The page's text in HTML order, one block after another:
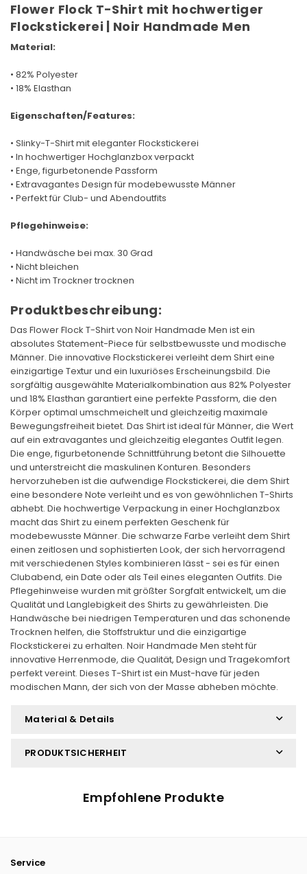
Flower Flock T-Shirt mit hochwertiger
Flockstickerei | Noir Handmade Men
Material:
• 82% Polyester
• 18% Elasthan
Eigenschaften/Features:
• Slinky-T-Shirt mit eleganter Flockstickerei
• In hochwertiger Hochglanzbox verpackt
• Enge, figurbetonende Passform
• Extravagantes Design für modebewusste Männer
• Perfekt für Club- und Abendoutfits
Pflegehinweise:
• Handwäsche bei max. 30 Grad
• Nicht bleichen
• Nicht im Trockner trocknen
Produktbeschreibung:
Das Flower Flock T-Shirt von Noir Handmade Men ist ein
absolutes Statement-Piece für selbstbewusste und modische
Männer. Die innovative Flockstickerei verleiht dem Shirt eine
einzigartige Textur und ein luxuriöses Erscheinungsbild. Die
sorgfältig ausgewählte Materialkombination aus 82% Polyester
und 18% Elasthan garantiert eine perfekte Passform, die den
Körper optimal umschmeichelt und gleichzeitig maximale
Bewegungsfreiheit bietet. Das Shirt ist ideal für Männer, die Wert
auf ein extravagantes und gleichzeitig elegantes Outfit legen.
Die enge, figurbetonende Schnittführung betont die Silhouette
und unterstreicht die maskulinen Konturen. Besonders
hervorzuheben ist die aufwendige Flockstickerei, die dem Shirt
eine besondere Note verleiht und es von gewöhnlichen T-Shirts
abhebt. Die hochwertige Verpackung in einer Hochglanzbox
macht das Shirt zu einem perfekten Geschenk für
modebewusste Männer. Die schwarze Farbe verleiht dem Shirt
einen zeitlosen und sophistierten Look, der sich hervorragend
mit verschiedenen Styles kombinieren lässt - sei es für einen
Clubabend, ein Date oder als Teil eines eleganten Outfits. Die
Pflegehinweise wurden mit größter Sorgfalt entwickelt, um die
Qualität und Langlebigkeit des Shirts zu gewährleisten. Die
Handwäsche bei niedrigen Temperaturen und das schonende
Trocknen helfen, die Stoffstruktur und die einzigartige
Flockstickerei zu erhalten. Noir Handmade Men steht für
innovative Herrenmode, die Qualität, Design und Tragekomfort
perfekt vereint. Dieses T-Shirt ist ein Must-have für jeden
modischen Mann, der sich von der Masse abheben möchte.
Material & Details
PRODUKTSICHERHEIT
Empfohlene Produkte
Service